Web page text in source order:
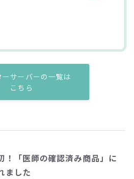
ーサーバーの一覧は
こちら
！「医師の確認済み商品」に
ました